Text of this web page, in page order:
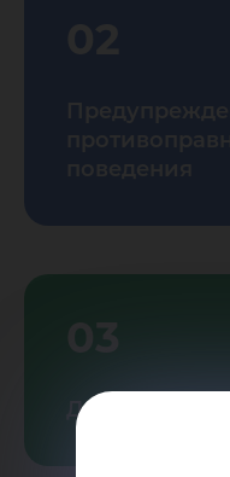
03
Дорожная